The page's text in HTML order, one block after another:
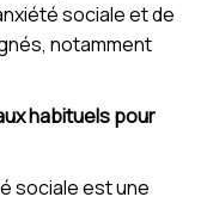
sociale et de
notamment
habituels pour
sociale est une